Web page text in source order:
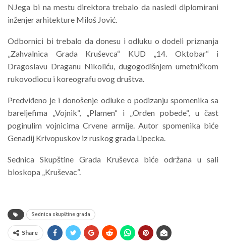
NJega bi na mestu direktora trebalo da nasledi diplomirani
inženjer arhitekture Miloš Jović.
Odbornici bi trebalo da donesu i odluku o dodeli priznanja
„Zahvalnica Grada Kruševca“ KUD „14. Oktobar“ i
Dragoslavu Draganu Nikoliću, dugogodišnjem umetničkom
rukovodiocu i koreografu ovog društva.
Predviđeno je i donošenje odluke o podizanju spomenika sa
bareljefima „Vojnik“, „Plamen“ i „Orden pobede“, u čast
poginulim vojnicima Crvene armije. Autor spomenika biće
Genadij Krivopuskov iz ruskog grada Lipecka.
Sednica Skupštine Grada Kruševca biće održana u sali
bioskopa „Kruševac“.
Sednica skupštine grada
Share